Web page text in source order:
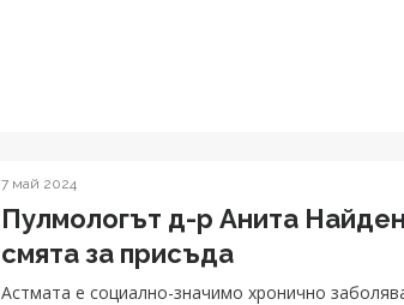
7 май 2024
Пулмологът д-р Анита
смята за присъда
Астмата е социално-значимо хронично